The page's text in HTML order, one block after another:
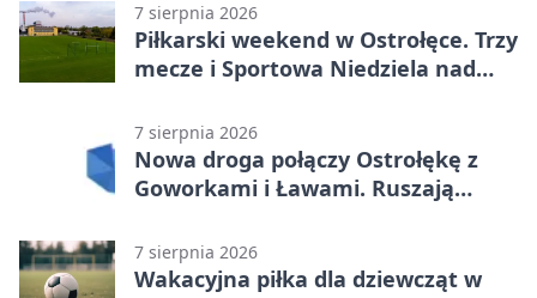
7 sierpnia 2026
Piłkarski weekend w Ostrołęce. Trzy
mecze i Sportowa Niedziela nad
7 sierpnia 2026
Nowa droga połączy Ostrołękę z
Goworkami i Ławami. Ruszają
7 sierpnia 2026
Wakacyjna piłka dla dziewcząt w